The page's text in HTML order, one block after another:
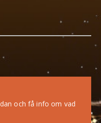
och få info om vad